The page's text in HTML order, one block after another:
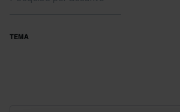
TEMA